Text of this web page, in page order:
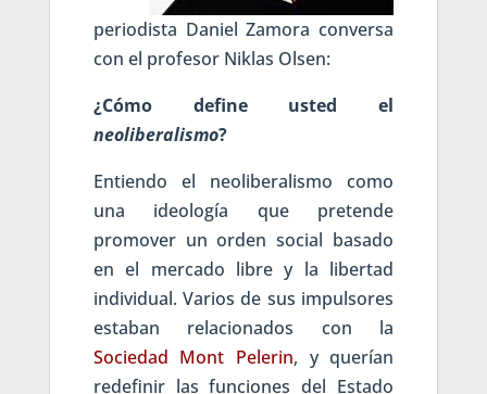
periodista Daniel Zamora conversa
con el profesor Niklas Olsen:
¿Cómo define usted el
neoliberalismo?
Entiendo el neoliberalismo como
una ideología que pretende
promover un orden social basado
en el mercado libre y la libertad
individual. Varios de sus impulsores
estaban relacionados con la
Sociedad Mont Pelerin, y querían
redefinir las funciones del Estado